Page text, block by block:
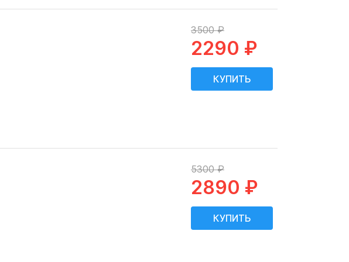
3500 ₽
2290 ₽
5300 ₽
2890 ₽